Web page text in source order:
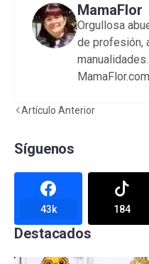
MamaFlor
Orgullosa
de profesión,
Artículo Anterior
Síguenos
43k 184
Destacados